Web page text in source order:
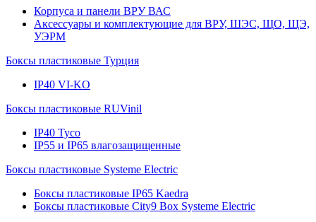
Корпуса и панели ВРУ ВАС
Аксессуары и комплектующие для ВРУ, ШЭС, ЩО, ЩЭ,
УЭРМ
Боксы пластиковые Турция
IP40 VI-KO
Боксы пластиковые RUVinil
IP40 Тусо
IP55 и IP65 влагозащищенные
Боксы пластиковые Systeme Electric
Боксы пластиковые IP65 Kaedra
Боксы пластиковые City9 Box Systeme Electric